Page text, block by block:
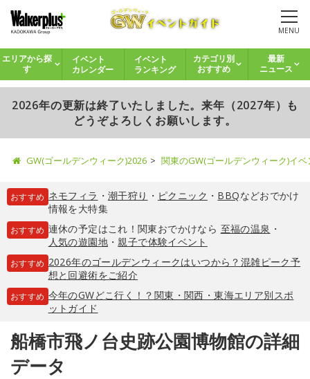
MENU
エリアから探
す
イベント
カレンダー
イベント
ランキング
カテゴリ別
おすすめ
最新
ニュース
2026年の更新は終了いたしました。来年（2027年）も
どうぞよろしくお願いします。
GW(ゴールデンウィーク)2026 関東のGW(ゴールデンウィーク)イ
おすすめ ネモフィラ ・ 潮干狩り ・ ピクニック ・ BBQなどおでかけ
情報を大特集
おすすめ 連休の予定はこれ！関東おでかけなら 至福の温泉 ・
人気の遊園地・親子で体験イベント
おすすめ 2026年のゴールデンウィークはいつから？混雑ピーク予
想と回避術をご紹介
おすすめ 今年のGWどこ行く！？関東・関西・東海エリア別スポ
ットガイド
船橋市飛ノ台史跡公園博物館の詳細
データ